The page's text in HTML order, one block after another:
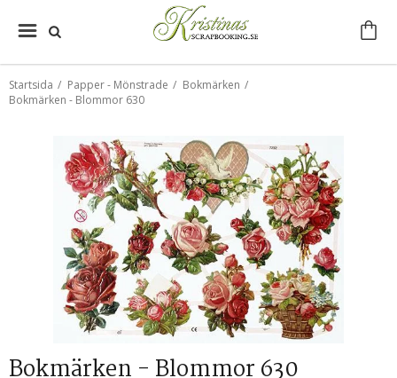
Startsida / Papper - Mönstrade / Bokmärken /
Bokmärken - Blommor 630
Bokmärken - Blommor 630